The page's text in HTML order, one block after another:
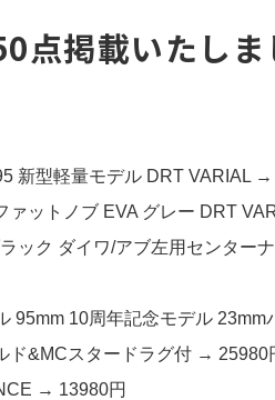
点掲載いたし
新型軽量モデル DRT VARIAL →
ァットノブ EVA グレー DRT
ック ダイワ/アブ左用センター
95mm 10周年記念モデル
ド&MCスタードラグ付 → 25980
→ 13980円